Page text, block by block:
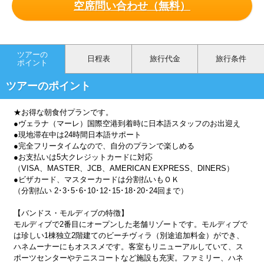
空席問い合わせ（無料）
ツアーの
ポイント
日程表 旅行代金 旅行条件
ツアーのポイント
★お得な朝食付プランです。
●ヴェラナ（マーレ）国際空港到着時に日本語スタッフのお出迎え
●現地滞在中は24時間日本語サポート
●完全フリータイムなので、自分のプランで楽しめる
●お支払いは5大クレジットカードに対応
（VISA、MASTER、JCB、AMERICAN EXPRESS、DINERS）
●ビザカード、マスターカードは分割払いもＯＫ
（分割払い 2･3･5･6･10･12･15･18･20･24回まで）
【バンドス・モルディブの特徴】
モルディブで2番目にオープンした老舗リゾートです。モルディブで
は珍しい1棟独立2階建てのビーチヴィラ（別途追加料金）ができ、
ハネムーナーにもオススメです。客室もリニューアルしていて、ス
ポーツセンターやテニスコートなど施設も充実。ファミリー、ハネ